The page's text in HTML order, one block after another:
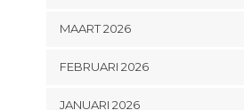
MAART 2026
FEBRUARI 2026
JANUARI 2026